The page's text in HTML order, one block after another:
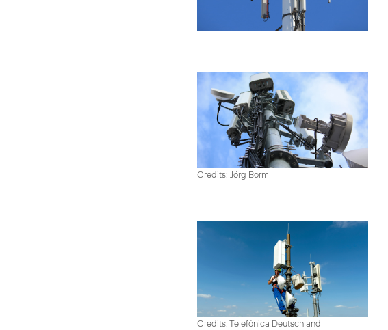
Credits: Jörg Borm
Credits: Telefónica Deutschland